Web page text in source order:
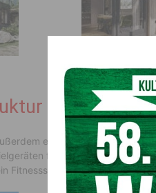
ein Restaurant, ein
für Groß und Klein
Fitnessstudio und Wellness